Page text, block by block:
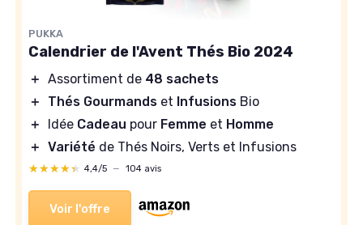
PUKKA
Calendrier de l'Avent Thés Bio 2024
＋ Assortiment de 48 sachets
＋
Thés Gourmands et Infusions Bio
＋
Idée Cadeau pour Femme et Homme
＋ Variété de Thés Noirs, Verts et Infusions
★★★★★
★★★★★ 4,4/5 — 104 avis
Voir l'offre